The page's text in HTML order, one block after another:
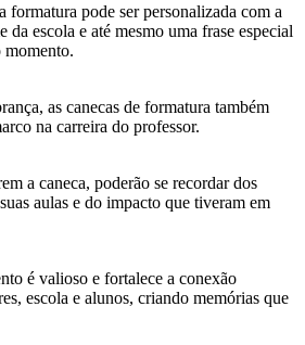
formatura pode ser personalizada com a
da escola e até mesmo uma frase especial
momento.
as canecas de formatura também
na carreira do professor.
a caneca, poderão se recordar dos
aulas e do impacto que tiveram em
é valioso e fortalece a conexão
escola e alunos, criando memórias que